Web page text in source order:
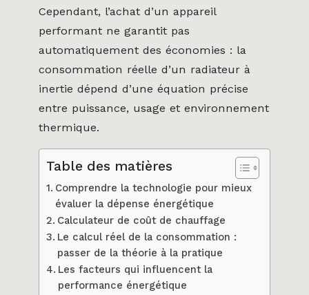
Cependant, l’achat d’un appareil
performant ne garantit pas
automatiquement des économies : la
consommation réelle d’un radiateur à
inertie dépend d’une équation précise
entre puissance, usage et environnement
thermique.
Table des matières
Comprendre la technologie pour mieux
évaluer la dépense énergétique
Calculateur de coût de chauffage
Le calcul réel de la consommation :
passer de la théorie à la pratique
Les facteurs qui influencent la
performance énergétique